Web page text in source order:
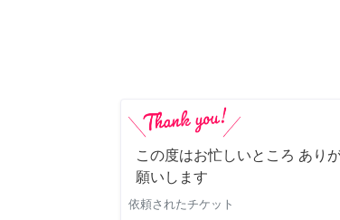
この度はお忙しいところ あり
願いします
依頼されたチケット